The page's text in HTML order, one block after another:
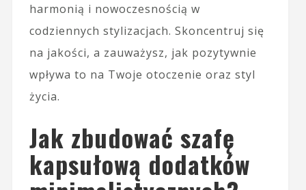
harmonią i nowoczesnością w
codziennych stylizacjach. Skoncentruj się
na jakości, a zauważysz, jak pozytywnie
wpływa to na Twoje otoczenie oraz styl
życia.
Jak zbudować szafę
kapsułową dodatków